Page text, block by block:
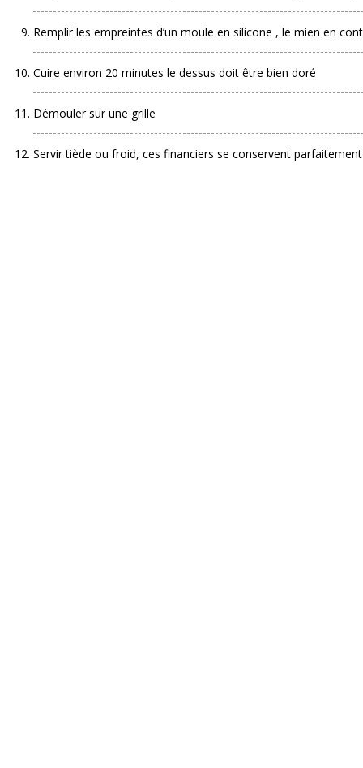
Remplir les empreintes d’un moule en silicone , le mien en
Cuire environ 20 minutes le dessus doit être bien doré
Démouler sur une grille
Servir tiède ou froid, ces financiers se conservent